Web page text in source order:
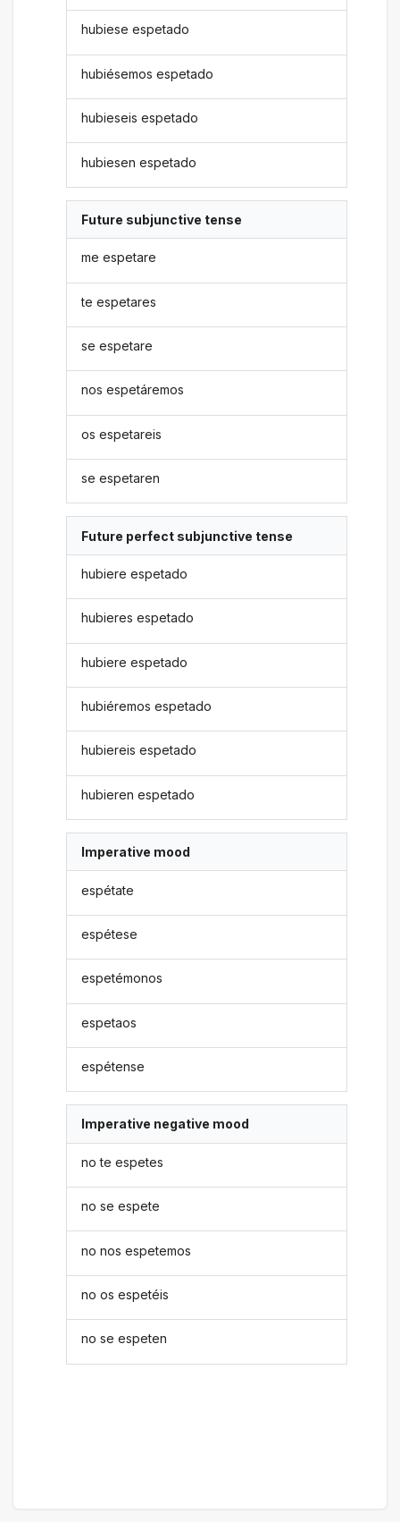
hubiese espetado
hubiésemos espetado
hubieseis espetado
hubiesen espetado
Future subjunctive tense
me espetare
te espetares
se espetare
nos espetáremos
os espetareis
se espetaren
Future perfect subjunctive tense
hubiere espetado
hubieres espetado
hubiere espetado
hubiéremos espetado
hubiereis espetado
hubieren espetado
Imperative mood
espétate
espétese
espetémonos
espetaos
espétense
Imperative negative mood
no te espetes
no se espete
no nos espetemos
no os espetéis
no se espeten